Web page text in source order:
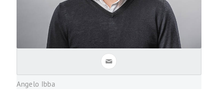
Angelo Ibba